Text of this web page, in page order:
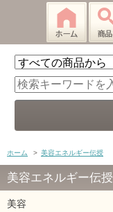
ホーム > 美容エネルギー伝授
美容エネルギー伝授
美容